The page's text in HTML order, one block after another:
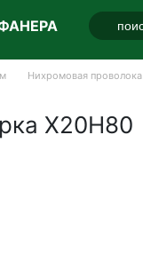
Нихромовая проволока
X20H80